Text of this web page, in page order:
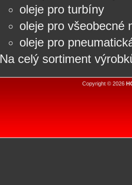
oleje pro turbíny
oleje pro všeobecné
oleje pro
Na celý sortiment
Copyright © 2026